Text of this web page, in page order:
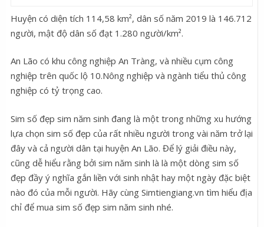
Huyện có diện tích 114,58 km², dân số năm 2019 là 146.712
người, mật độ dân số đạt 1.280 người/km².
An Lão có khu công nghiệp An Tràng, và nhiều cụm công
nghiệp trên quốc lộ 10.Nông nghiệp và ngành tiểu thủ công
nghiệp có tỷ trọng cao.
Sim số đẹp sim năm sinh đang là một trong những xu hướng
lựa chọn sim số đẹp của rất nhiều người trong vài năm trở lại
đây và cả người dân tại huyện An Lão. Để lý giải điều này,
cũng dễ hiểu rằng bởi sim năm sinh là là một dòng sim số
đẹp đầy ý nghĩa gắn liền với sinh nhật hay một ngày đặc biệt
nào đó của mỗi người. Hãy cùng Simtiengiang.vn tìm hiểu địa
chỉ để mua sim số đẹp sim năm sinh nhé.